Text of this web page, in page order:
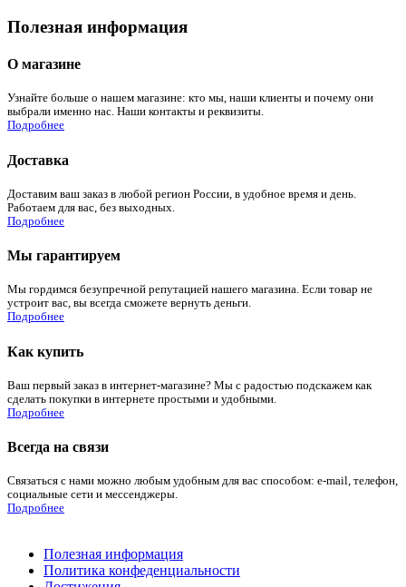
Полезная информация
О магазине
Узнайте больше о нашем магазине: кто мы, наши клиенты и почему они
выбрали именно нас. Наши контакты и реквизиты.
Подробнее
Доставка
Доставим ваш заказ в любой регион России, в удобное время и день.
Работаем для вас, без выходных.
Подробнее
Мы гарантируем
Мы гордимся безупречной репутацией нашего магазина. Если товар не
устроит вас, вы всегда сможете вернуть деньги.
Подробнее
Как купить
Ваш первый заказ в интернет-магазине? Мы с радостью подскажем как
сделать покупки в интернете простыми и удобными.
Подробнее
Всегда на связи
Связаться с нами можно любым удобным для вас способом: e-mail, телефон,
социальные сети и мессенджеры.
Подробнее
Полезная информация
Политика конфеденциальности